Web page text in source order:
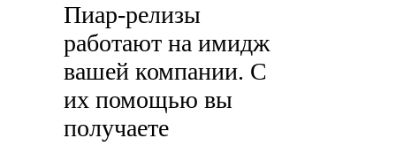
Пиар-релизы
работают на имидж
вашей компании. С
их помощью вы
получаете